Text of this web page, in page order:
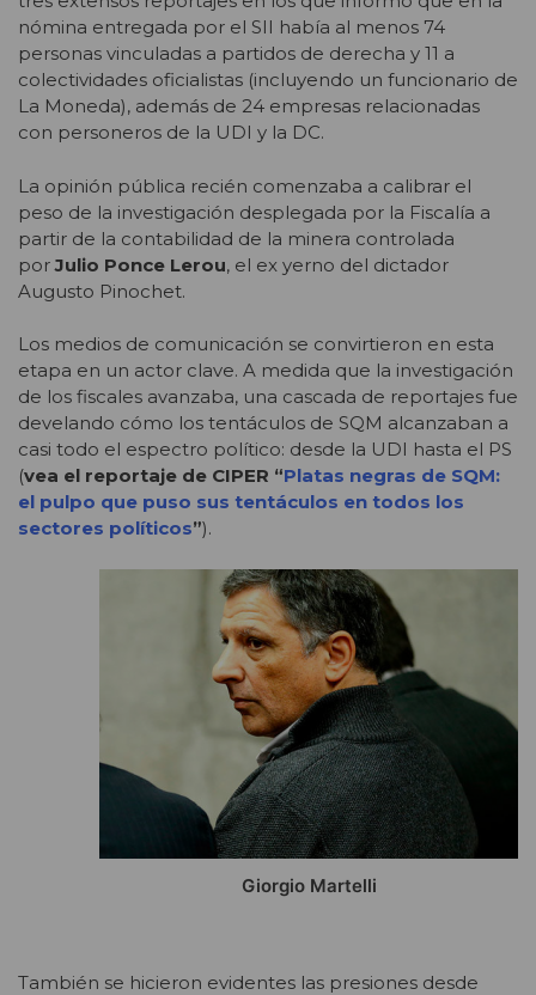
nómina entregada por el SII había al menos 74
personas vinculadas a partidos de derecha y 11 a
colectividades oficialistas (incluyendo un funcionario de
La Moneda), además de 24 empresas relacionadas
con personeros de la UDI y la DC.
La opinión pública recién comenzaba a calibrar el
peso de la investigación desplegada por la Fiscalía a
partir de la contabilidad de la minera controlada
porJulio Ponce Lerou, el ex yerno del dictador
Augusto Pinochet.
Los medios de comunicación se convirtieron en esta
etapa en un actor clave. A medida que la investigación
de los fiscales avanzaba, una cascada de reportajes fue
develando cómo los tentáculos de SQM alcanzaban a
casi todo el espectro político: desde la UDI hasta el PS
(vea el reportaje de CIPER “Platas negras de SQM:
el pulpo que puso sus tentáculos en todos los
sectores políticos”).
Giorgio Martelli
También se hicieron evidentes las presiones desde